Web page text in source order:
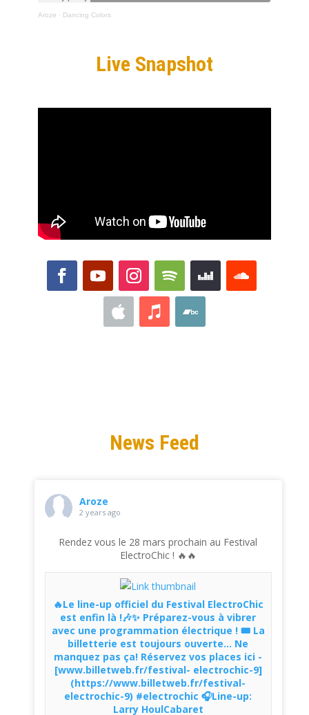
Aroze · Dancing Colors
Live Snapshot
News Feed
Aroze
2 years ago
Rendez vous le 28 mars prochain au Festival
ElectroChic ! 🔥🔥
🔥Le line-up officiel du Festival ElectroChic
est enfin là !🎶✨ Préparez-vous à vibrer
avec une programmation électrique ! 🎟️ La
billetterie est toujours ouverte... Ne
manquez pas ça! Réservez vos places ici -
[www.billetweb.fr/festival- electrochic-9]
(https://www.billetweb.fr/festival-
electrochic-9) #electrochic 🎧Line-up:
Larry HoulCabaret